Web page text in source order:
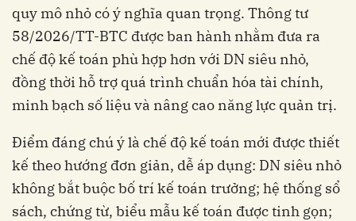
quy mô nhỏ có ý nghĩa quan trọng. Thông tư
58/2026/TT-BTC được ban hành nhằm đưa ra
chế độ kế toán phù hợp hơn với DN siêu nhỏ,
đồng thời hỗ trợ quá trình chuẩn hóa tài chính,
minh bạch số liệu và nâng cao năng lực quản trị.
Điểm đáng chú ý là chế độ kế toán mới được thiết
kế theo hướng đơn giản, dễ áp dụng: DN siêu nhỏ
không bắt buộc bố trí kế toán trưởng; hệ thống sổ
sách, chứng từ, biểu mẫu kế toán được tinh gọn;